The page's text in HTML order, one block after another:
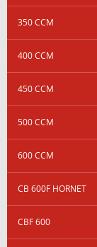
350 CCM
400 CCM
450 CCM
500 CCM
600 CCM
CB 600F HORNET
CBF 600